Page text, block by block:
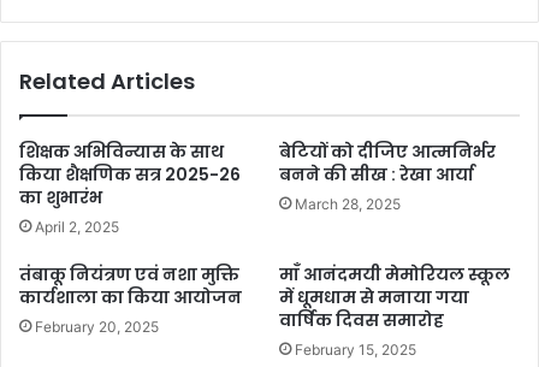
Related Articles
शिक्षक अभिविन्यास के साथ
किया शैक्षणिक सत्र 2025-26
का शुभारंभ
April 2, 2025
बेटियों को दीजिए आत्मनिर्भर
बनने की सीख : रेखा आर्या
March 28, 2025
तंबाकू नियंत्रण एवं नशा मुक्ति
कार्यशाला का किया आयोजन
February 20, 2025
माँ आनंदमयी मेमोरियल स्कूल
में धूमधाम से मनाया गया
वार्षिक दिवस समारोह
February 15, 2025